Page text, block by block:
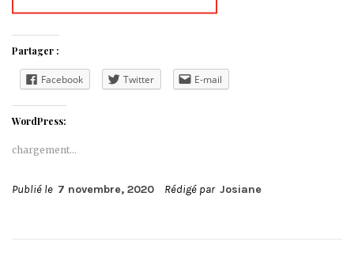
Partager :
Facebook Twitter E-mail
WordPress:
chargement…
Publié le 7 novembre, 2020 Rédigé par Josiane